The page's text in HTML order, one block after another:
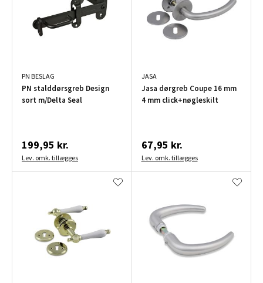
PN BESLAG
PN stalddørsgreb Design
sort m/Delta Seal
199,95 kr.
Lev. omk. tillægges
JASA
Jasa dørgreb Coupe 16 mm
4 mm click+nøgleskilt
67,95 kr.
Lev. omk. tillægges